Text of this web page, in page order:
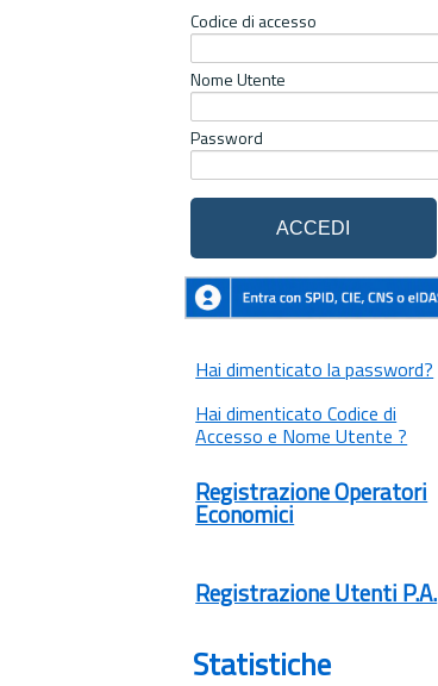
Codice di accesso
Nome Utente
Password
Hai dimenticato la password?
Hai dimenticato Codice di
Accesso e Nome Utente ?
Registrazione Operatori
Economici
Registrazione Utenti P.A.
Statistiche